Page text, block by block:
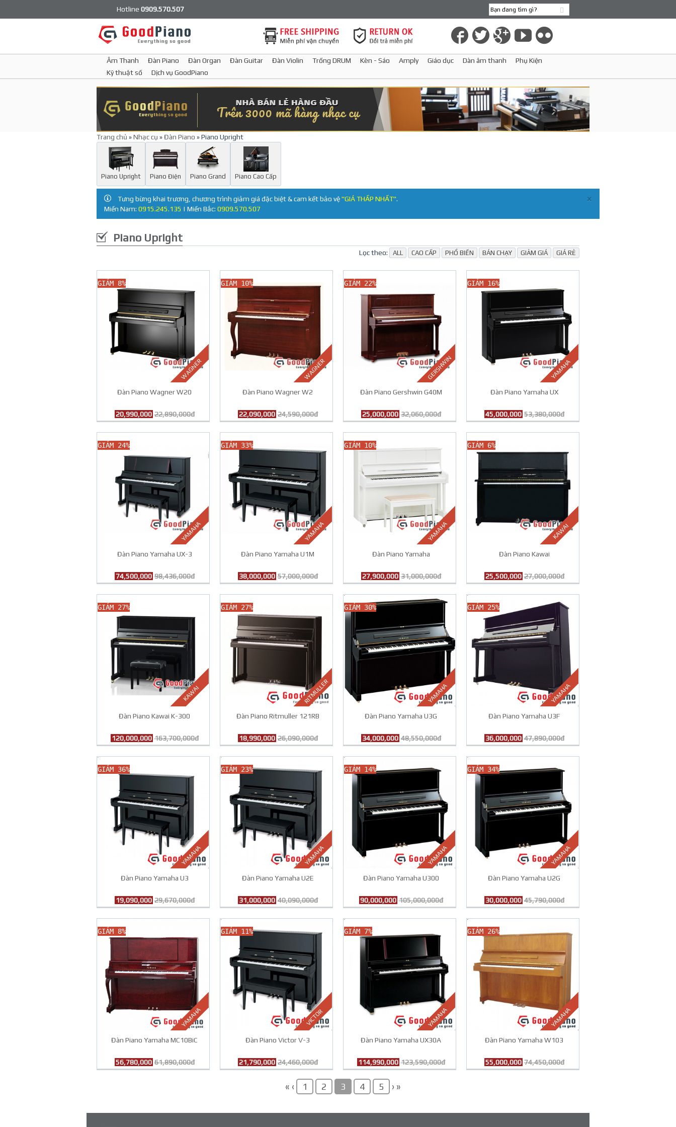
Hotline 0909.570.507
Âm Thanh Đàn Piano Đàn Organ Đàn Guitar Đàn Violin Trống DRUM Kèn - Sáo Amply Giáo dục Dàn âm thanh
Phụ Kiện
Kỹ thuật số
Dịch vụ GoodPiano
Trang chủ »Nhạc cụ »Đàn Piano » Piano Upright
Piano Upright Piano Điện Piano Grand Piano Cao Cấp
×
Tưng bừng khai trương, chương trình giảm giá đặc biệt & cam kết bảo vệ"GIÁ THẤP NHẤT".
Miền Nam: 0915.245.135 | Miền Bắc: 0909.570.507
Piano Upright
Lọc theo: ALL CAO CẤP PHỔ BIẾN BÁN CHẠY GIẢM GIÁ GIÁ RẺ
WAGNER
GIẢM 8%
Đàn Piano Wagner W20
20,990,000 22,890,000đ
WAGNER
GIẢM 10%
Đàn Piano Wagner W2
22,090,000 24,590,000đ
GERSHWIN
GIẢM 22%
Đàn Piano Gershwin G40M
25,000,000 32,060,000đ
YAMAHA
GIẢM 16%
Đàn Piano Yamaha UX
45,000,000 53,380,000đ
YAMAHA
GIẢM 24%
Đàn Piano Yamaha UX-3
74,500,000 98,436,000đ
YAMAHA
GIẢM 33%
Đàn Piano Yamaha U1M
38,000,000 57,000,000đ
YAMAHA
GIẢM 10%
Đàn Piano Yamaha
27,900,000 31,000,000đ
KAWAI
GIẢM 6%
Đàn Piano Kawai
25,500,000 27,000,000đ
KAWAI
GIẢM 27%
Đàn Piano Kawai K-300
120,000,000 163,700,000đ
RITMULLER
GIẢM 27%
Đàn Piano Ritmuller 121RB
18,990,000 26,090,000đ
YAMAHA
GIẢM 30%
Đàn Piano Yamaha U3G
34,000,000 48,550,000đ
YAMAHA
GIẢM 25%
Đàn Piano Yamaha U3F
36,000,000 47,890,000đ
YAMAHA
GIẢM 36%
Đàn Piano Yamaha U3
19,090,000 29,670,000đ
YAMAHA
GIẢM 23%
Đàn Piano Yamaha U2E
31,000,000 40,090,000đ
YAMAHA
GIẢM 14%
Đàn Piano Yamaha U300
90,000,000 105,000,000đ
YAMAHA
GIẢM 34%
Đàn Piano Yamaha U2G
30,000,000 45,790,000đ
YAMAHA
GIẢM 8%
Đàn Piano Yamaha MC10BiC
56,780,000 61,890,000đ
VICTOR
GIẢM 11%
Đàn Piano Victor V-3
21,790,000 24,460,000đ
YAMAHA
GIẢM 7%
Đàn Piano Yamaha UX30A
114,990,000 123,590,000đ
YAMAHA
GIẢM 26%
Đàn Piano Yamaha W103
55,000,000 74,450,000đ
« ‹ 1 2 3 4 5 › »